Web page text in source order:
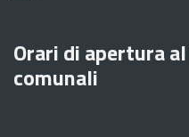
Orari di apertura
comunali